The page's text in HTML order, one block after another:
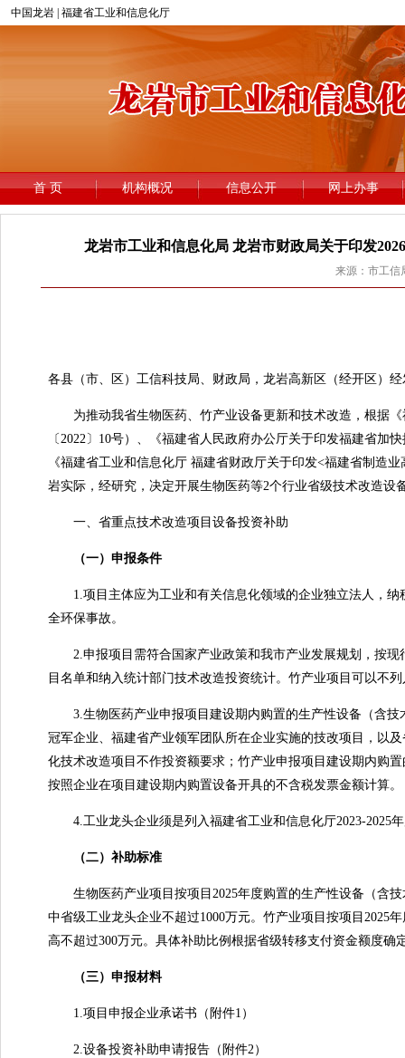
龙岩市工业和信息化局 龙岩市财政局关于印发
来源：市工信
各县（市、区）工信科技局、财政局，龙岩高新区（经开区）
为推动我省生物医药、竹产业设备更新和技术改造，根据《
〔2022〕10号）、《福建省人民政府办公厅关于印发福建省加
《福建省工业和信息化厅 福建省财政厅关于印发<福建省制造
岩实际，经研究，决定开展生物医药等2个行业省级技术改造设
一、省重点技术改造项目设备投资补助
（一）申报条件
1.项目主体应为工业和有关信息化领域的企业独立法人，纳
全环保事故。
2.申报项目需符合国家产业政策和我市产业发展规划，按现
目名单和纳入统计部门技术改造投资统计。竹产业项目可以不
3.生物医药产业申报项目建设期内购置的生产性设备（含技
冠军企业、福建省产业领军团队所在企业实施的技改项目，以
化技术改造项目不作投资额要求；竹产业申报项目建设期内购
按照企业在项目建设期内购置设备开具的不含税发票金额计算。
4.工业龙头企业须是列入福建省工业和信息化厅2023-2025
（二）补助标准
生物医药产业项目按项目2025年度购置的生产性设备（含技
中省级工业龙头企业不超过1000万元。竹产业项目按项目2025
高不超过300万元。具体补助比例根据省级转移支付资金额度确
（三）申报材料
1.项目申报企业承诺书（附件1）
2.设备投资补助申请报告（附件2）